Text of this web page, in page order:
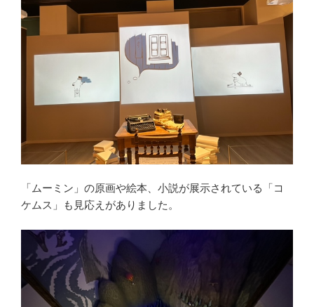
「ムーミン」の原画や絵本、小説が展示されている「コ
ケムス」も見応えがありました。